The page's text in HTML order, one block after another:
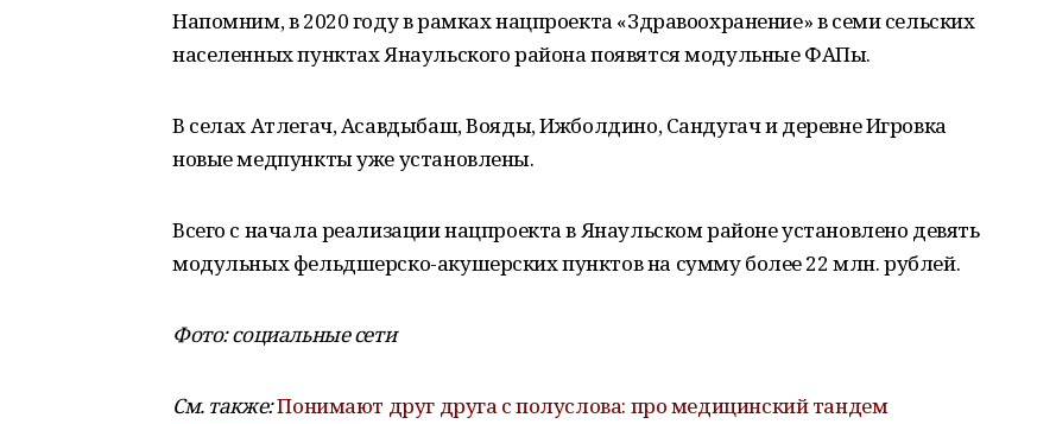
Напомним, в 2020 году в рамках нацпроекта «Здравоохранение» в семи сельских
населенных пунктах Янаульского района появятся модульные ФАПы.
В селах Атлегач, Асавдыбаш, Вояды, Ижболдино, Сандугач и деревне Игровка
новые медпункты уже установлены.
Всего с начала реализации нацпроекта в Янаульском районе установлено девять
модульных фельдшерско-акушерских пунктов на сумму более 22 млн. рублей.
Фото: социальные сети
См. также:Понимают друг друга с полуслова: про медицинский тандем